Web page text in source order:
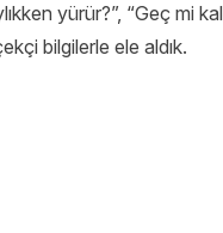
yürür?”, “Geç mi
bilgilerle ele aldık.